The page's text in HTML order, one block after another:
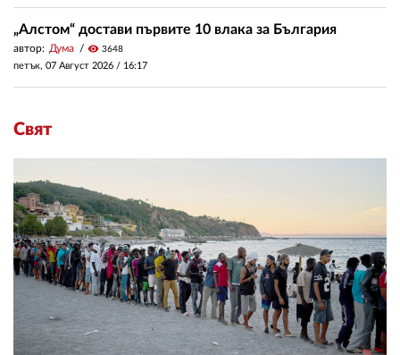
„Алстом“ достави първите 10 влака за България
автор: Дума visibility 3648
петък, 07 Август 2026 / 16:17
Свят